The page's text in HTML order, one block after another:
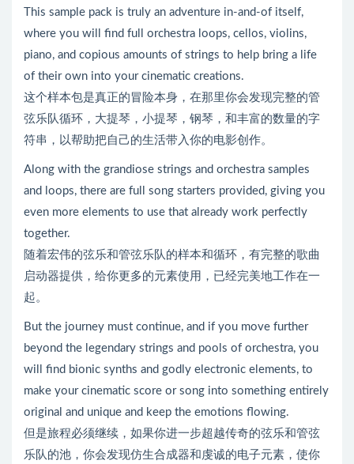
This sample pack is truly an adventure in-and-of itself,
where you will find full orchestra loops, cellos, violins,
piano, and copious amounts of strings to help bring a life
of their own into your cinematic creations.
这个样本包是真正的冒险本身，在那里你会发现完整的管
弦乐队循环，大提琴，小提琴，钢琴，和丰富的数量的字
符串，以帮助把自己的生活带入你的电影创作。
Along with the grandiose strings and orchestra samples
and loops, there are full song starters provided, giving you
even more elements to use that already work perfectly
together.
随着宏伟的弦乐和管弦乐队的样本和循环，有完整的歌曲
启动器提供，给你更多的元素使用，已经完美地工作在一
起。
But the journey must continue, and if you move further
beyond the legendary strings and pools of orchestra, you
will find bionic synths and godly electronic elements, to
make your cinematic score or song into something entirely
original and unique and keep the emotions flowing.
但是旅程必须继续，如果你进一步超越传奇的弦乐和管弦
乐队的池，你会发现仿生合成器和虔诚的电子元素，使你